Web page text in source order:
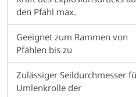
den Pfahl max.
Geeignet zum Rammen von
Pfählen bis zu
Zulässiger Seildurchmesser
Umlenkrolle der